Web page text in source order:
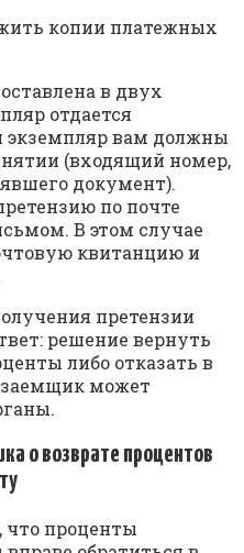
копии платежных
в двух
отдается
экземпляр вам должны
(входящий номер,
документ).
по почте
В этом случае
квитанцию и
претензии
решение вернуть
либо отказать в
заемщик может
о возврате процентов
что проценты